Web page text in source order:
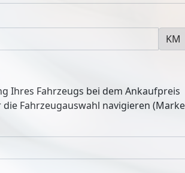
KM
Ihres Fahrzeugs bei dem Ankaufpreis
Fahrzeugauswahl navigieren (Marke